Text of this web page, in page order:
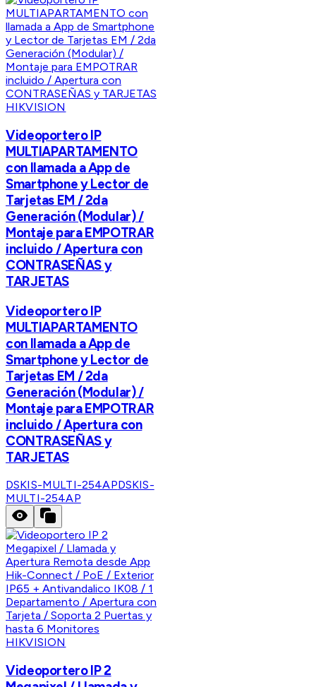
HIKVISION
Videoportero IP
MULTIAPARTAMENTO
con llamada a App de
Smartphone y Lector de
Tarjetas EM / 2da
Generación (Modular) /
Montaje para EMPOTRAR
incluido / Apertura con
CONTRASEÑAS y
TARJETAS
Videoportero IP
MULTIAPARTAMENTO
con llamada a App de
Smartphone y Lector de
Tarjetas EM / 2da
Generación (Modular) /
Montaje para EMPOTRAR
incluido / Apertura con
CONTRASEÑAS y
TARJETAS
DSKIS-MULTI-254APDSKIS-
MULTI-254AP
HIKVISION
Videoportero IP 2